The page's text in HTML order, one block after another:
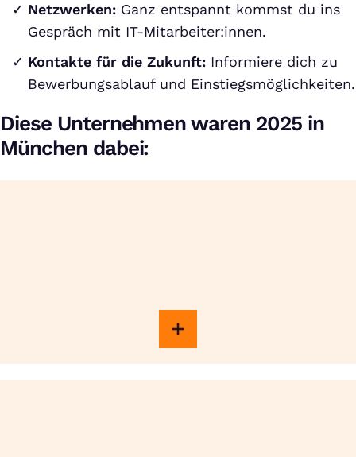
Netzwerken: Ganz entspannt kommst du ins
Gespräch mit IT-Mitarbeiter:innen.
Kontakte für die Zukunft: Informiere dich zu
Bewerbungsablauf und Einstiegsmöglichkeiten.
Diese Unternehmen waren 2025 in
München dabei: